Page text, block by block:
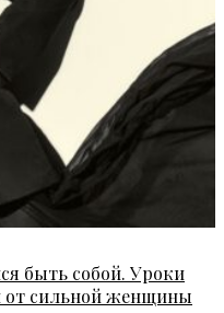
быть собой. Уроки
от сильной женщины